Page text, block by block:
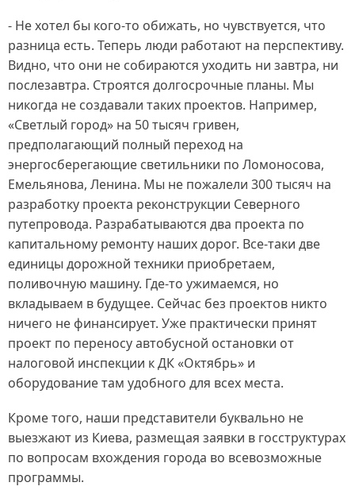
- Не хотел бы кого-то обижать, но чувствуется, что
разница есть. Теперь люди работают на перспективу.
Видно, что они не собираются уходить ни завтра, ни
послезавтра. Строятся долгосрочные планы. Мы
никогда не создавали таких проектов. Например,
«Светлый город» на 50 тысяч гривен,
предполагающий полный переход на
энергосберегающие светильники по Ломоносова,
Емельянова, Ленина. Мы не пожалели 300 тысяч на
разработку проекта реконструкции Северного
путепровода. Разрабатываются два проекта по
капитальному ремонту наших дорог. Все-таки две
единицы дорожной техники приобретаем,
поливочную машину. Где-то ужимаемся, но
вкладываем в будущее. Сейчас без проектов никто
ничего не финансирует. Уже практически принят
проект по переносу автобусной остановки от
налоговой инспекции к ДК «Октябрь» и
оборудование там удобного для всех места.
Кроме того, наши представители буквально не
выезжают из Киева, размещая заявки в госструктурах
по вопросам вхождения города во всевозможные
программы.